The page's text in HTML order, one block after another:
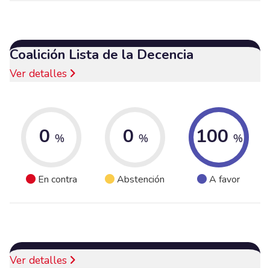
Coalición Lista de la Decencia
Ver detalles
0 %
En contra
0 %
Abstención
100 %
A favor
Ver detalles